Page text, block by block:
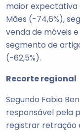
maior expectativa
Mães (-74,6%),
venda de móveis
segmento de
(-62,5%).
Recorte regional
Segundo Fabio
responsável pela
registrar retração